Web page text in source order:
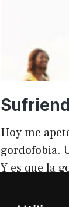
Hoy me
gordofobia.
Y es que la
igual que